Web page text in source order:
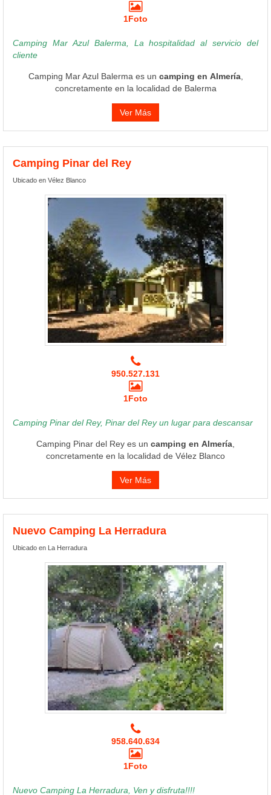
1Foto
Camping Mar Azul Balerma, La hospitalidad al servicio del
cliente
Camping Mar Azul Balerma es un camping en Almería,
concretamente en la localidad de Balerma
Ver Más
Camping Pinar del Rey
Ubicado en Vélez Blanco
950.527.131
1Foto
Camping Pinar del Rey, Pinar del Rey un lugar para descansar
Camping Pinar del Rey es un camping en Almería
concretamente en la localidad de Vélez Blanco
Ver Más
Nuevo Camping La Herradura
Ubicado en La Herradura
958.640.634
1Foto
Nuevo Camping La Herradura, Ven y disfruta!!!!